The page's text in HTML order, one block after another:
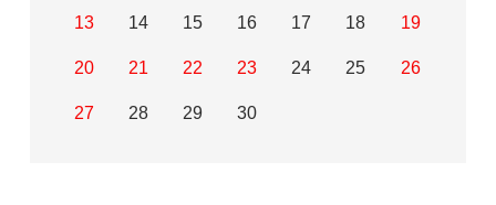
13 14 15 16 17 18 19
20 21 22 23 24 25 26
27 28 29 30